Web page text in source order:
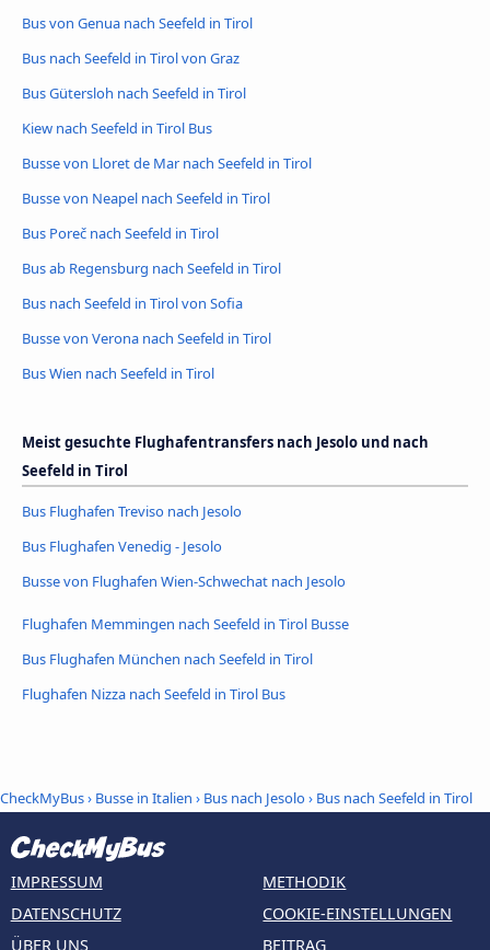
Bus von Genua nach Seefeld in Tirol
Bus nach Seefeld in Tirol von Graz
Bus Gütersloh nach Seefeld in Tirol
Kiew nach Seefeld in Tirol Bus
Busse von Lloret de Mar nach Seefeld in Tirol
Busse von Neapel nach Seefeld in Tirol
Bus Poreč nach Seefeld in Tirol
Bus ab Regensburg nach Seefeld in Tirol
Bus nach Seefeld in Tirol von Sofia
Busse von Verona nach Seefeld in Tirol
Bus Wien nach Seefeld in Tirol
Meist gesuchte Flughafentransfers nach Jesolo und nach
Seefeld in Tirol
Bus Flughafen Treviso nach Jesolo
Bus Flughafen Venedig - Jesolo
Busse von Flughafen Wien-Schwechat nach Jesolo
Flughafen Memmingen nach Seefeld in Tirol Busse
Bus Flughafen München nach Seefeld in Tirol
Flughafen Nizza nach Seefeld in Tirol Bus
CheckMyBus› Busse in Italien › Bus nach Jesolo› Bus nach Seefeld in Tirol
IMPRESSUM
DATENSCHUTZ
ÜBER UNS
METHODIK
COOKIE-EINSTELLUNGEN
BEITRAG